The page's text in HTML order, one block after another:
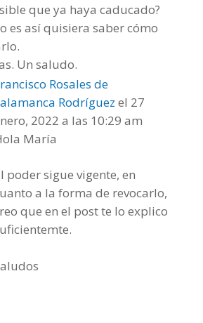
que ya haya caducado?
es así quisiera saber cómo
Un saludo.
Rosales de
Rodríguez el 27
2022 a las 10:29 am
María
poder sigue vigente, en
a la forma de revocarlo,
que en el post te lo explico